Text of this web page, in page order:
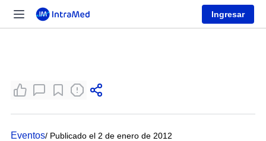
Ingresar
Eventos/ Publicado el 2 de enero de 2012